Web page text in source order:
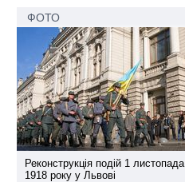
ФОТО
Реконструкція подій 1 листопада
1918 року у Львові